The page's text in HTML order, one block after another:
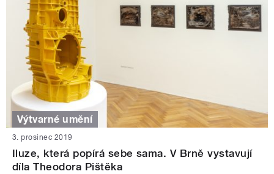
Výtvarné umění
3. prosinec 2019
Iluze, která popírá sebe sama. V Brně vystavují
díla Theodora Pištěka